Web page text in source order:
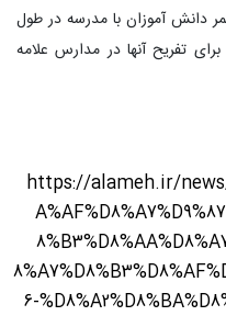
دانش آموزان با مدرسه در طول
تفریح آنها در مدارس علامه
https://alameh.ir/news/
6-